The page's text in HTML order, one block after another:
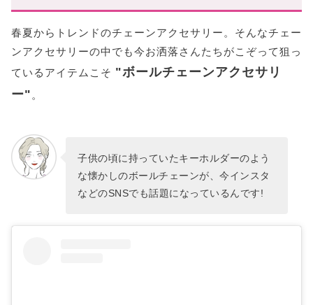
春夏からトレンドのチェーンアクセサリー。そんなチェー
ンアクセサリーの中でも今お洒落さんたちがこぞって狙っ
ているアイテムこそ "ボールチェーンアクセサリ
ー"。
子供の頃に持っていたキーホルダーのよう
な懐かしのボールチェーンが、今インスタ
などのSNSでも話題になっているんです!